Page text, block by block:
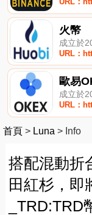
火幣
成立於
URL：
歐易
成立於
URL：
首頁 > Luna > Info
搭配混動折
田紅杉，即
_TRD:TRD